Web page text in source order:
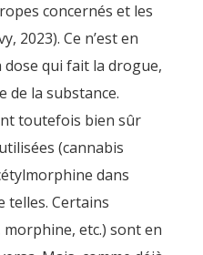
concernés et les
2023). Ce n’est en
qui fait la drogue,
de la substance.
toutefois bien sûr
(cannabis
dans
telles. Certains
etc.) sont en